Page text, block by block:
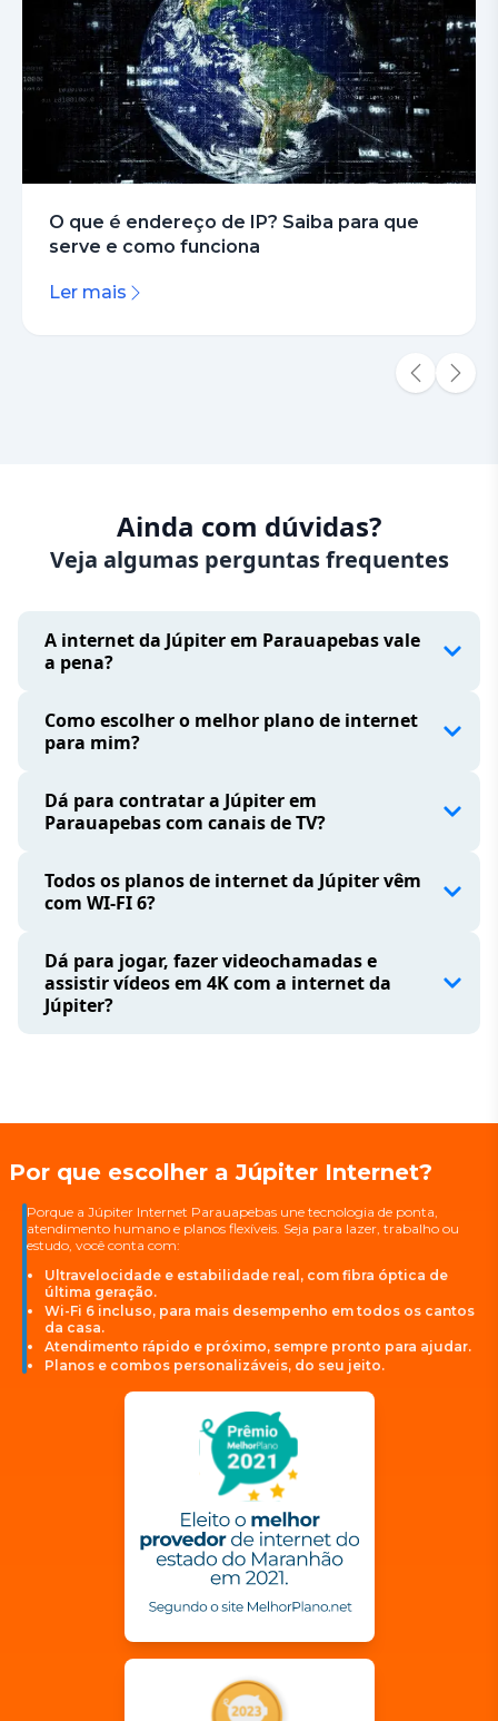
O que é endereço de IP? Saiba para que
serve e como funciona
Ler mais
Ainda com dúvidas?
Veja algumas perguntas frequentes
A internet da Júpiter em Parauapebas vale
a pena?
mais reconhecidas de Parauapebas pela
conexão estável, alta velocidade e atendimento de
verdade
Como escolher o melhor plano de internet
para mim?
conosco
Dá para contratar a Júpiter em
Parauapebas com canais de TV?
Globoplay, Telecine, MAX e outros.
Todos os planos de internet da Júpiter vêm
com WI-FI 6?
tecnologia mais moderna do mercado
Dá para jogar, fazer videochamadas e
assistir vídeos em 4K com a internet da
Júpiter?
Por que escolher a Júpiter Internet?
Porque a Júpiter Internet Parauapebas une tecnologia de ponta,
atendimento humano e planos flexíveis. Seja para lazer, trabalho ou
estudo, você conta com:
Ultravelocidade e estabilidade real, com fibra óptica de
última geração.
Wi-Fi 6 incluso, para mais desempenho em todos os cantos
da casa.
Atendimento rápido e próximo, sempre pronto para ajudar.
Planos e combos personalizáveis, do seu jeito.